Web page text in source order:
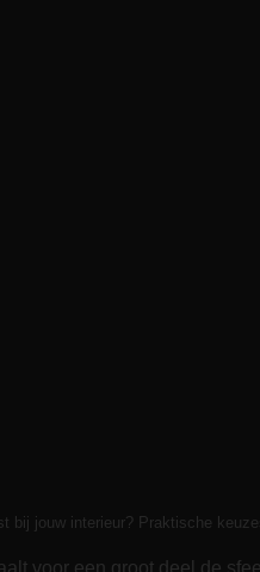
bij jouw interieur? Praktische
voor een groot deel de